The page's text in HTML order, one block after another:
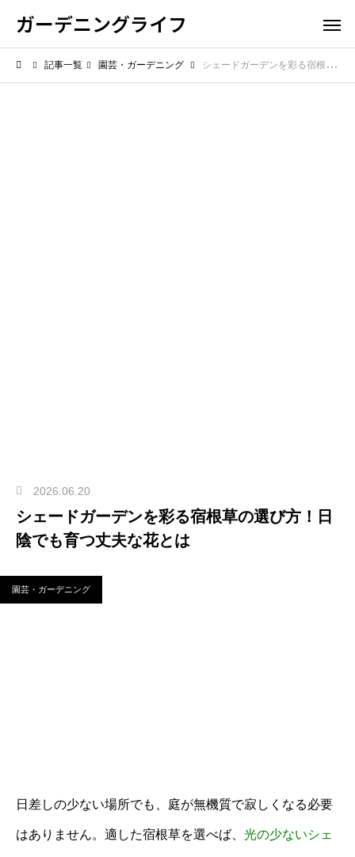
ガーデニングライフ
記事一覧 園芸・ガーデニング シェードガーデンを彩る宿根草の選び方！日陰でも育つ丈夫な花とは
2026.06.20
シェードガーデンを彩る宿根草の選び方！日
陰でも育つ丈夫な花とは
園芸・ガーデニング
日差しの少ない場所でも、庭が無機質で寂しくなる必要
はありません。適した宿根草を選べば、 光の少ないシェ